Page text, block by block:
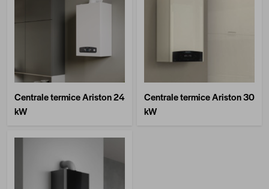
Centrale termice Ariston 24
kW
Centrale termice Ariston 30
kW